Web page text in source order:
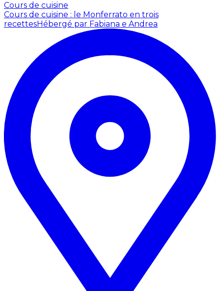
Cours de cuisine
Cours de cuisine : le Monferrato en trois
recettesHébergé par Fabiana e Andrea